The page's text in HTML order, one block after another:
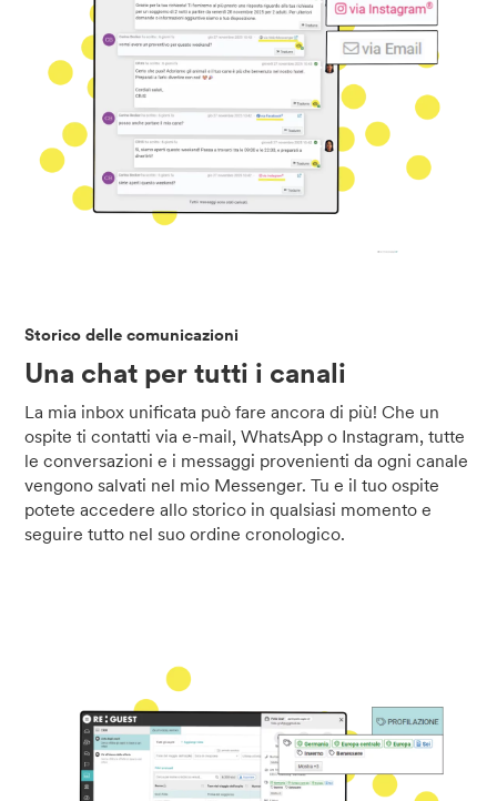
Storico delle comunicazioni
Una chat per tutti i canali
La mia inbox unificata può fare ancora di più! Che un
ospite ti contatti via e-mail, WhatsApp o Instagram, tutte
le conversazioni e i messaggi provenienti da ogni canale
vengono salvati nel mio Messenger. Tu e il tuo ospite
potete accedere allo storico in qualsiasi momento e
seguire tutto nel suo ordine cronologico.